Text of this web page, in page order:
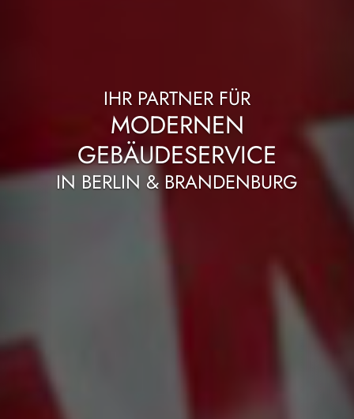
IHR PARTNER FÜR
GEBÄUDEREINIGUNG
IN BERLIN & BRANDENBURG